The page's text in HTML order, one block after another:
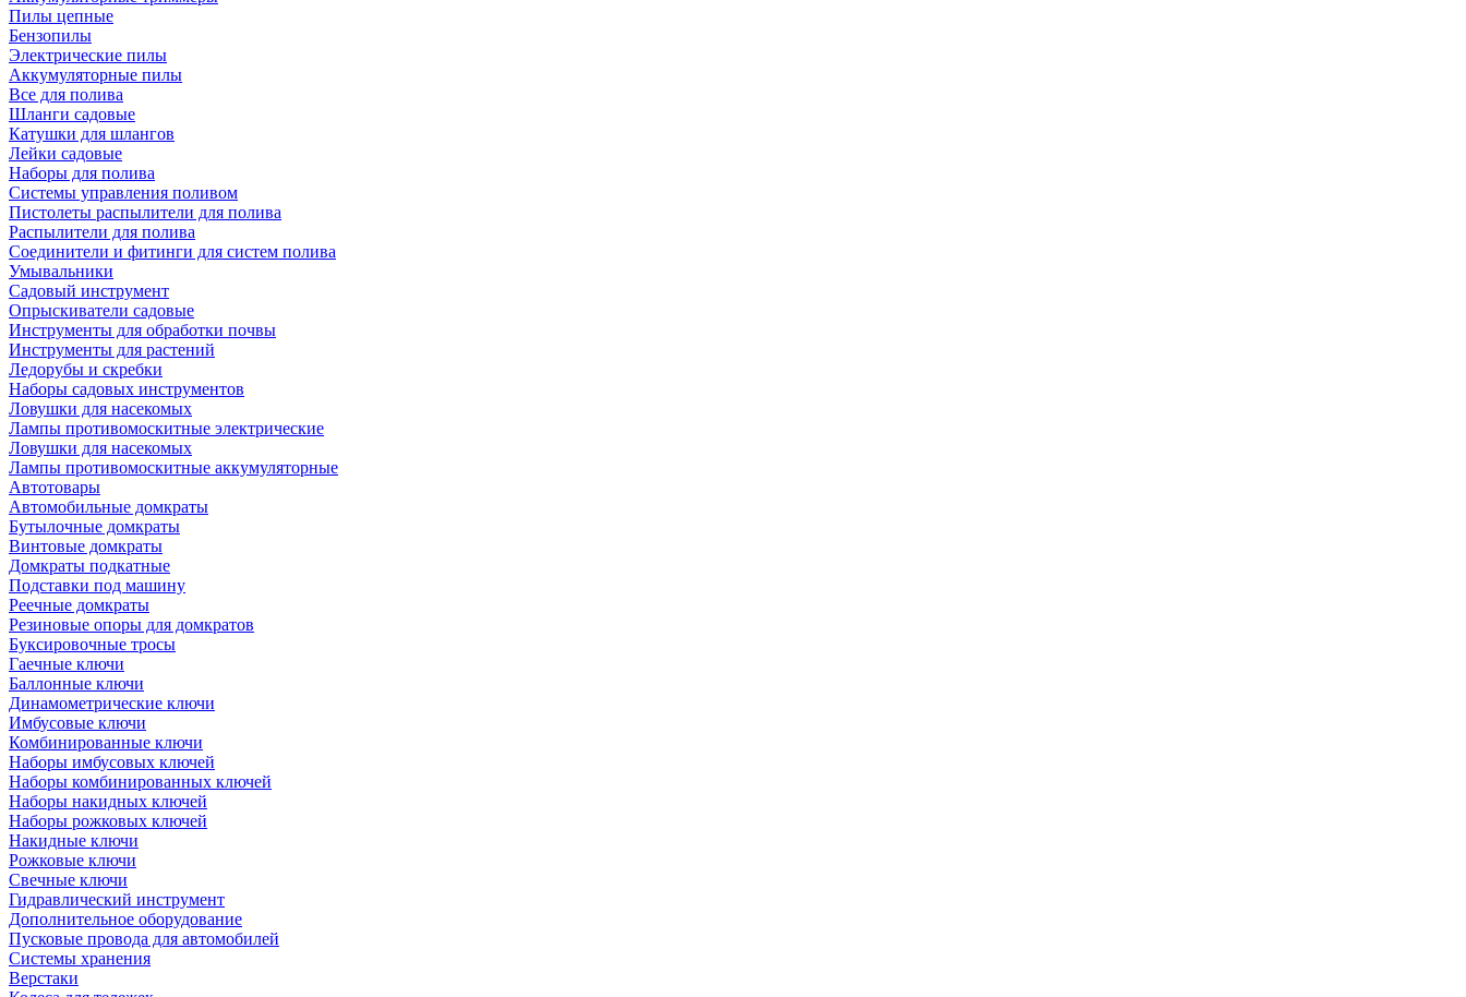
Пилы цепные
Бензопилы
Электрические пилы
Аккумуляторные пилы
Все для полива
Шланги садовые
Катушки для шлангов
Лейки садовые
Наборы для полива
Системы управления поливом
Пистолеты распылители для полива
Распылители для полива
Соединители и фитинги для систем полива
Умывальники
Садовый инструмент
Опрыскиватели садовые
Инструменты для обработки почвы
Инструменты для растений
Ледорубы и скребки
Наборы садовых инструментов
Ловушки для насекомых
Лампы противомоскитные электрические
Ловушки для насекомых
Лампы противомоскитные аккумуляторные
Автотовары
Автомобильные домкраты
Бутылочные домкраты
Винтовые домкраты
Домкраты подкатные
Подставки под машину
Реечные домкраты
Резиновые опоры для домкратов
Буксировочные тросы
Гаечные ключи
Баллонные ключи
Динамометрические ключи
Имбусовые ключи
Комбинированные ключи
Наборы имбусовых ключей
Наборы комбинированных ключей
Наборы накидных ключей
Наборы рожковых ключей
Накидные ключи
Рожковые ключи
Свечные ключи
Гидравлический инструмент
Дополнительное оборудование
Пусковые провода для автомобилей
Системы хранения
Верстаки